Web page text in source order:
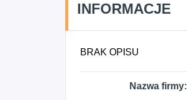
INFORMACJE
BRAK OPISU
Nazwa firmy: